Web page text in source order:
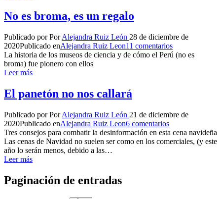
No es broma, es un regalo
Publicado por PorAlejandra Ruiz León 28 de diciembre de
2020Publicado enAlejandra Ruiz Leon11 comentarios
La historia de los museos de ciencia y de cómo el Perú (no es
broma) fue pionero con ellos
Leer más
El panetón no nos callará
Publicado por PorAlejandra Ruiz León 21 de diciembre de
2020Publicado enAlejandra Ruiz Leon6 comentarios
Tres consejos para combatir la desinformación en esta cena navideña
Las cenas de Navidad no suelen ser como en los comerciales, (y este
año lo serán menos, debido a las…
Leer más
Paginación de entradas